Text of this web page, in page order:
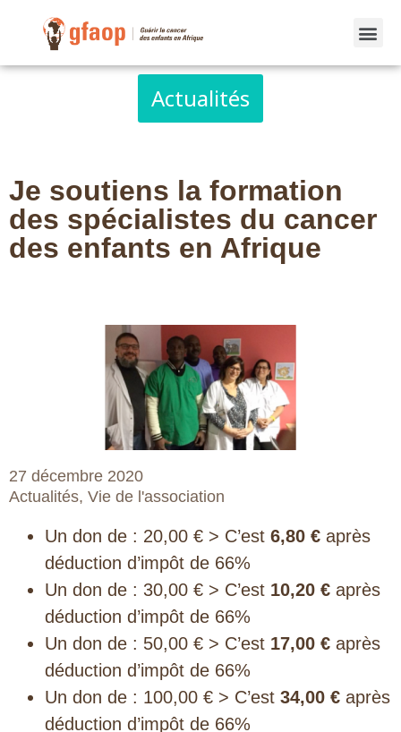
Actualités
Je soutiens la formation
des spécialistes du cancer
des enfants en Afrique
27 décembre 2020
Actualités, Vie de l'association
Un don de : 20,00 € > C’est 6,80 € après
déduction d’impôt de 66%
Un don de : 30,00 € > C’est 10,20 € après
déduction d’impôt de 66%
Un don de : 50,00 € > C’est 17,00 € après
déduction d’impôt de 66%
Un don de : 100,00 € > C’est 34,00 € après
déduction d’impôt de 66%